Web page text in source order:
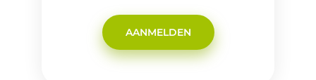
AANMELDEN